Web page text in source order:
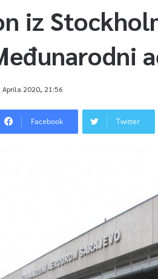
iz
Aprila 2020, 21:56
Facebook Twitter